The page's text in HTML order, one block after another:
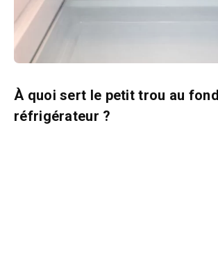
À quoi sert le petit trou au
réfrigérateur ?